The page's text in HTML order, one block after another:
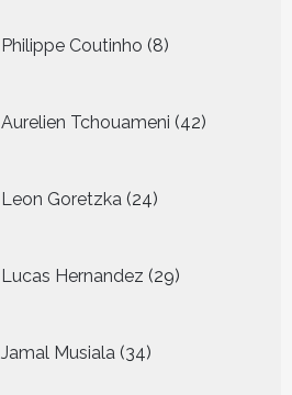
Philippe Coutinho 8
producten
Aurelien Tchouameni 42
producten
Leon Goretzka 24
producten
Lucas Hernandez 29
producten
Jamal Musiala 34
producten